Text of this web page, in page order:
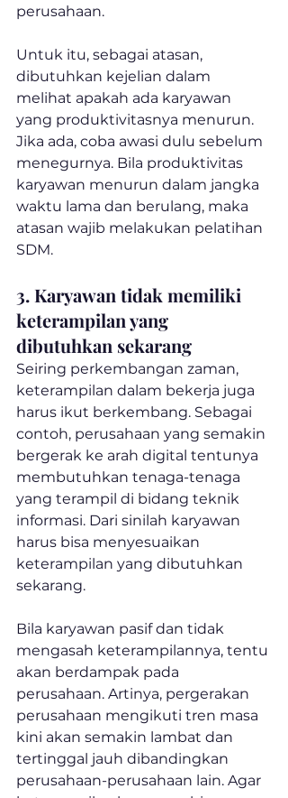
perusahaan.
Untuk itu, sebagai atasan,
dibutuhkan kejelian dalam
melihat apakah ada karyawan
yang produktivitasnya menurun.
Jika ada, coba awasi dulu sebelum
menegurnya. Bila produktivitas
karyawan menurun dalam jangka
waktu lama dan berulang, maka
atasan wajib melakukan pelatihan
SDM.
3. Karyawan tidak memiliki
keterampilan yang
dibutuhkan sekarang
Seiring perkembangan zaman,
keterampilan dalam bekerja juga
harus ikut berkembang. Sebagai
contoh, perusahaan yang semakin
bergerak ke arah digital tentunya
membutuhkan tenaga-tenaga
yang terampil di bidang teknik
informasi. Dari sinilah karyawan
harus bisa menyesuaikan
keterampilan yang dibutuhkan
sekarang.
Bila karyawan pasif dan tidak
mengasah keterampilannya, tentu
akan berdampak pada
perusahaan. Artinya, pergerakan
perusahaan mengikuti tren masa
kini akan semakin lambat dan
tertinggal jauh dibandingkan
perusahaan-perusahaan lain. Agar